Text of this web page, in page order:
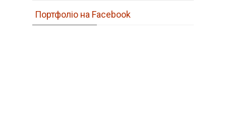
Портфоліо на Facebook